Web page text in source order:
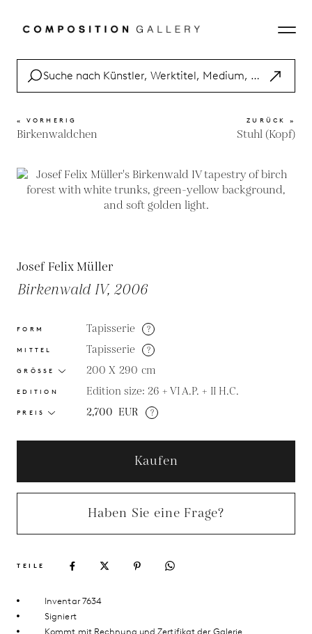
« VORHERIG
Birkenwaldchen
ZURÜCK »
Stuhl (Kopf)
Josef Felix Müller
Birkenwald IV, 2006
FORM Tapisserie ?
MITTEL Tapisserie ?
GRÖSSE 200 X 290 cm
EDITION Edition size: 26 + VI A.P. + II H.C.
PREIS 2,700 EUR ?
Kaufen
Haben Sie eine Frage?
TEILE
Inventar 7634
Signiert
Kommt mit Rechnung und Zertifikat der Galerie